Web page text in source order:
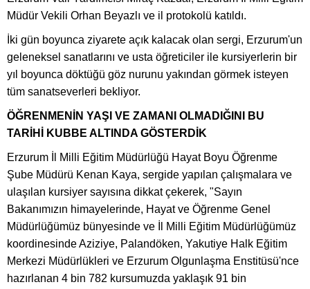
Müdür Vekili Orhan Beyazlı ve il protokolü katıldı.
İki gün boyunca ziyarete açık kalacak olan sergi, Erzurum'un
geleneksel sanatlarını ve usta öğreticiler ile kursiyerlerin bir
yıl boyunca döktüğü göz nurunu yakından görmek isteyen
tüm sanatseverleri bekliyor.
ÖĞRENMENİN YAŞI VE ZAMANI OLMADIĞINI BU
TARİHİ KUBBE ALTINDA GÖSTERDİK
Erzurum İl Milli Eğitim Müdürlüğü Hayat Boyu Öğrenme
Şube Müdürü Kenan Kaya, sergide yapılan çalışmalara ve
ulaşılan kursiyer sayısına dikkat çekerek, "Sayın
Bakanımızın himayelerinde, Hayat ve Öğrenme Genel
Müdürlüğümüz bünyesinde ve İl Milli Eğitim Müdürlüğümüz
koordinesinde Aziziye, Palandöken, Yakutiye Halk Eğitim
Merkezi Müdürlükleri ve Erzurum Olgunlaşma Enstitüsü'nce
hazırlanan 4 bin 782 kursumuzda yaklaşık 91 bin